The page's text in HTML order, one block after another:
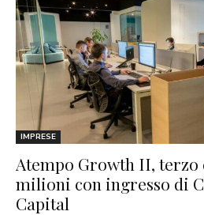
IMPRESE
Atempo Growth II, terzo
milioni con ingresso di
Capital